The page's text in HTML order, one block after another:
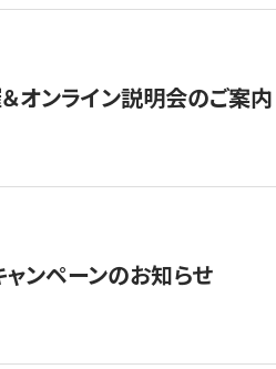
オンライン説明会のご案内
ンペーンのお知らせ